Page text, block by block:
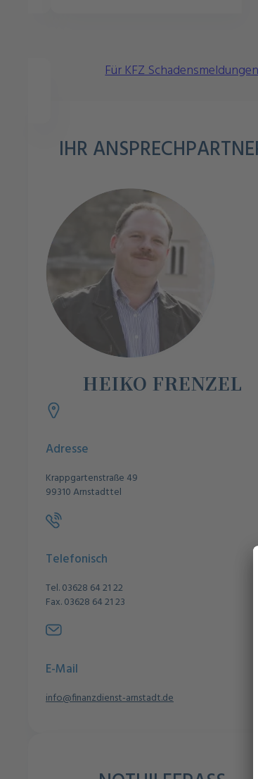
Für KFZ
IHR
HEIKO FRENZEL
Adresse
Krappgartenstraße 49
99310 Arnstadttel
Telefonisch
Tel. 03628 64 21 22
Fax. 03628 64 21 23
E-Mail
info@finanzdienst-arnstadt.de